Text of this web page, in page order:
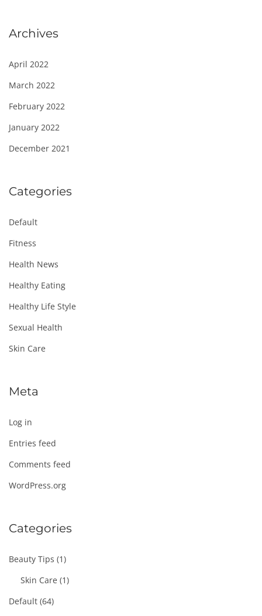
Archives
April 2022
March 2022
February 2022
January 2022
December 2021
Categories
Default
Fitness
Health News
Healthy Eating
Healthy Life Style
Sexual Health
Skin Care
Meta
Log in
Entries feed
Comments feed
WordPress.org
Categories
Beauty Tips (1)
Skin Care (1)
Default (64)